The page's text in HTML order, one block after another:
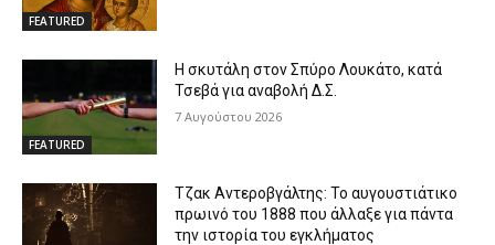
FEATURED
FEATURED
Η σκυτάλη στον Σπύρο Λουκάτο, κατά
Τσεβά για αναβολή Δ.Σ.
7 Αυγούστου 2026
Τζακ Αντεροβγάλτης: To αυγουστιάτικο
πρωινό του 1888 που άλλαξε για πάντα
την ιστορία του εγκλήματος